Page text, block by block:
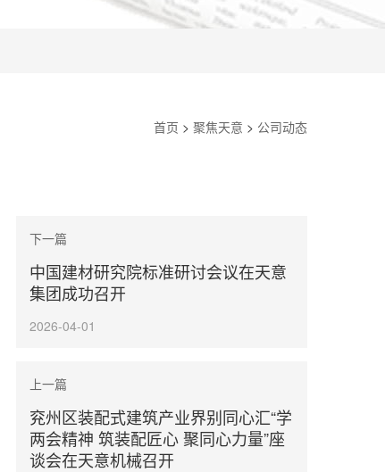
首页 > 聚焦天意 > 公司动态
下一篇
中国建材研究院标准研讨会议在天意
集团成功召开
2026-04-01
上一篇
兖州区装配式建筑产业界别同心汇“学
两会精神 筑装配匠心 聚同心力量”座
谈会在天意机械召开